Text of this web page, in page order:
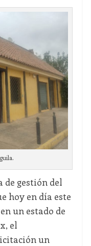
de gestión del
hoy en día este
un estado de
el
un